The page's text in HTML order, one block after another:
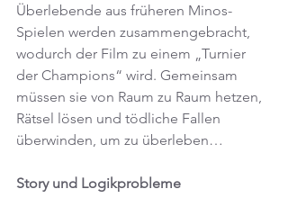
Überlebende aus früheren Minos-
Spielen werden zusammengebracht,
wodurch der Film zu einem „Turnier
der Champions“ wird. Gemeinsam
müssen sie von Raum zu Raum hetzen,
Rätsel lösen und tödliche Fallen
überwinden, um zu überleben…
Story und Logikprobleme